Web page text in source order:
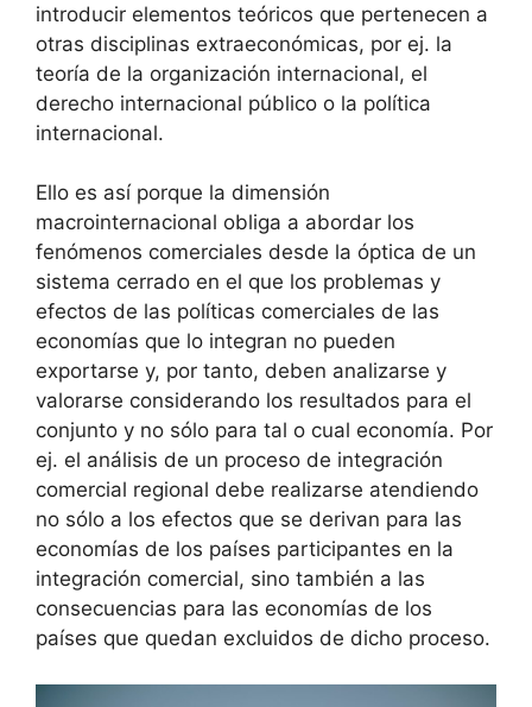
introducir elementos teóricos que pertenecen a
otras disciplinas extraeconómicas, por ej. la
teoría de la organización internacional, el
derecho internacional público o la política
internacional.
Ello es así porque la dimensión
macrointernacional obliga a abordar los
fenómenos comerciales desde la óptica de un
sistema cerrado en el que los problemas y
efectos de las políticas comerciales de las
economías que lo integran no pueden
exportarse y, por tanto, deben analizarse y
valorarse considerando los resultados para el
conjunto y no sólo para tal o cual economía. Por
ej. el análisis de un proceso de integración
comercial regional debe realizarse atendiendo
no sólo a los efectos que se derivan para las
economías de los países participantes en la
integración comercial, sino también a las
consecuencias para las economías de los
países que quedan excluidos de dicho proceso.